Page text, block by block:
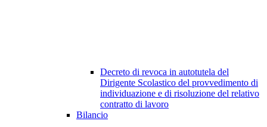
Decreto di revoca in autotutela del
Dirigente Scolastico del provvedimento di
individuazione e di risoluzione del relativo
contratto di lavoro
Bilancio